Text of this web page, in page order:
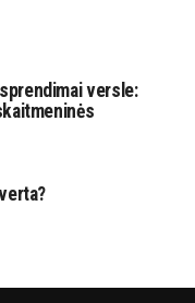
versle: